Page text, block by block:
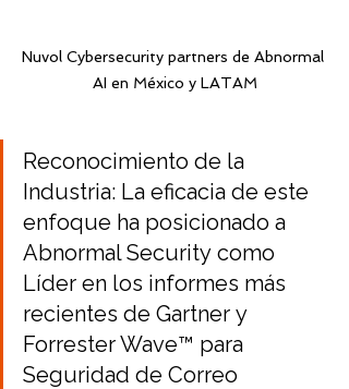
Nuvol Cybersecurity partners de Abnormal
AI en México y LATAM
Reconocimiento de la
Industria: La eficacia de este
enfoque ha posicionado a
Abnormal Security como
Líder en los informes más
recientes de Gartner y
Forrester Wave™ para
Seguridad de Correo